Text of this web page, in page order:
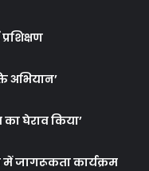
अभियान’
घेराव किया’
में जागरूकता कार्यक्रम